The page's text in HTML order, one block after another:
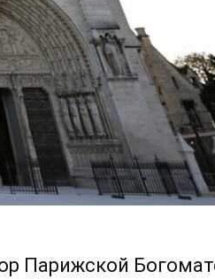
Парижской